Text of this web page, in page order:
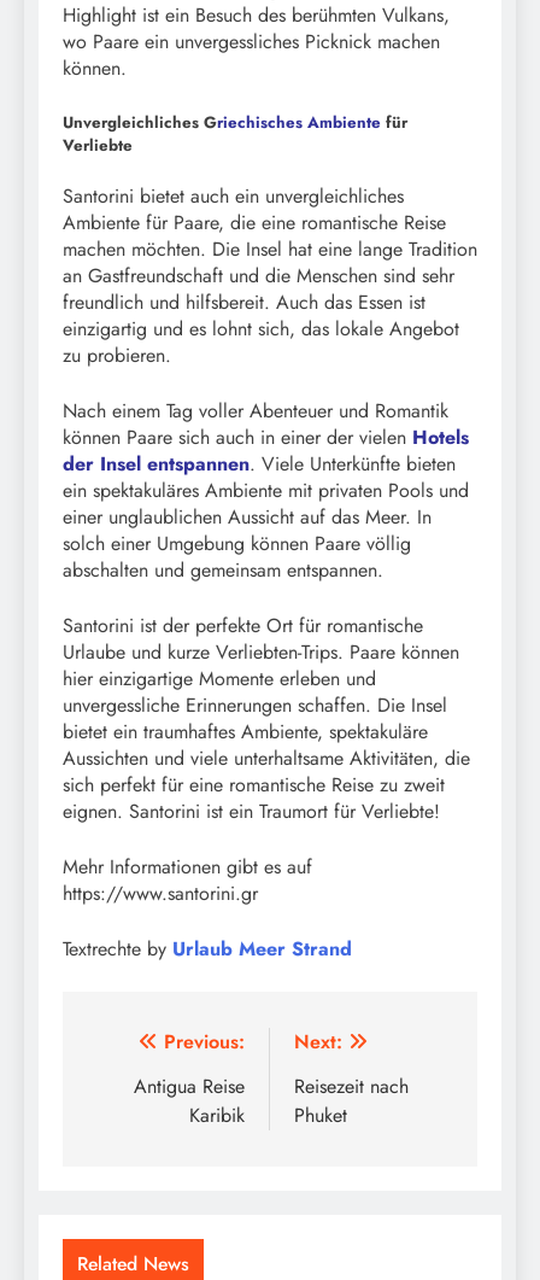
Highlight ist ein Besuch des berühmten Vulkans,
wo Paare ein unvergessliches Picknick machen
können.
Unvergleichliches Griechisches Ambiente für
Verliebte
Santorini bietet auch ein unvergleichliches
Ambiente für Paare, die eine romantische Reise
machen möchten. Die Insel hat eine lange Tradition
an Gastfreundschaft und die Menschen sind sehr
freundlich und hilfsbereit. Auch das Essen ist
einzigartig und es lohnt sich, das lokale Angebot
zu probieren.
Nach einem Tag voller Abenteuer und Romantik
können Paare sich auch in einer der vielen Hotels
der Insel entspannen. Viele Unterkünfte bieten
ein spektakuläres Ambiente mit privaten Pools und
einer unglaublichen Aussicht auf das Meer. In
solch einer Umgebung können Paare völlig
abschalten und gemeinsam entspannen.
Santorini ist der perfekte Ort für romantische
Urlaube und kurze Verliebten-Trips. Paare können
hier einzigartige Momente erleben und
unvergessliche Erinnerungen schaffen. Die Insel
bietet ein traumhaftes Ambiente, spektakuläre
Aussichten und viele unterhaltsame Aktivitäten, die
sich perfekt für eine romantische Reise zu zweit
eignen. Santorini ist ein Traumort für Verliebte!
Mehr Informationen gibt es auf
https://www.santorini.gr
Textrechte by Urlaub Meer Strand
Beitragsnavigation
Previous:
Antigua Reise
Karibik
Next:
Reisezeit nach
Phuket
Related News